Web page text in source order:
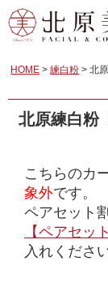
HOME 練白粉 北
北原練白粉
こちらのカ
象外です。
ペアセット
【ペアセッ
入れください